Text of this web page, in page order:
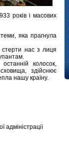
років і масових
яка прагнула
стерти нас з лиця
колосок,
здійснює
нашу країну.
адміністрації